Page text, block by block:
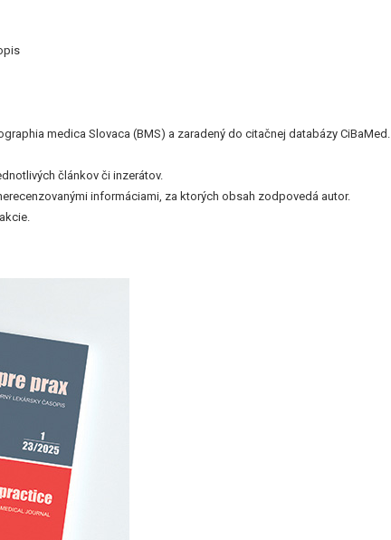
medica Slovaca (BMS) a zaradený do citačnej databázy CiBaMed.
článkov či inzerátov.
informáciami, za ktorých obsah zodpovedá autor.